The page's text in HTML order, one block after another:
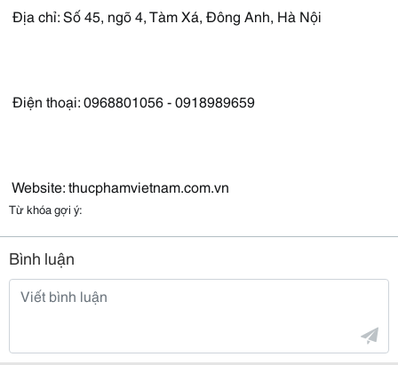
Địa chỉ: Số 45, ngõ 4, Tàm Xá, Đông Anh, Hà Nội
Điện thoại: 0968801056 - 0918989659
Website: thucphamvietnam.com.vn
Từ khóa gợi ý:
Bình luận